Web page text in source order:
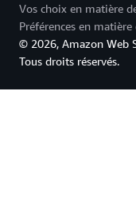
Vos choix en matière
Préférences en matière
© 2026, Amazon Web
Tous droits réservés.